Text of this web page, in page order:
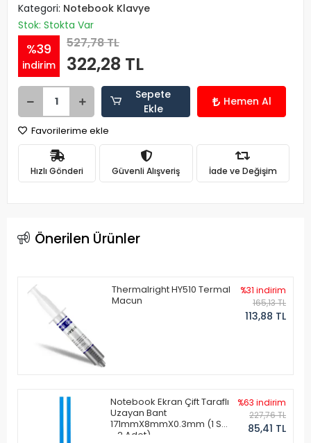
Kategori: Notebook Klavye
Stok: Stokta Var
%39
indirim
527,78 TL
322,28 TL
Sepete
Ekle
Hemen Al
Favorilerime ekle
Hızlı Gönderi Güvenli Alışveriş İade ve Değişim
Önerilen Ürünler
Thermalright HY510 Termal
Macun
%31 indirim
165,13 TL
113,88 TL
Notebook Ekran Çift Taraflı
Uzayan Bant
171mmX8mmX0.3mm (1 Set
- 2 Adet)
%63 indirim
227,76 TL
85,41 TL